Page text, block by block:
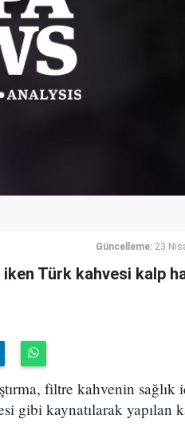
Güncelleme: 23
Türk kahvesi kalp
filtre kahvenin sağlık
gibi kaynatılarak yapılan